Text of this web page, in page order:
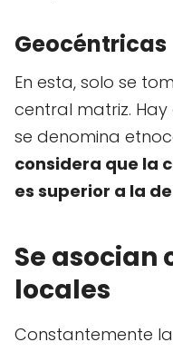
Geocéntricas
En esta, solo se
central matriz.
se denomina
considera que la
es superior a la
Se asocian
locales
Constantemente